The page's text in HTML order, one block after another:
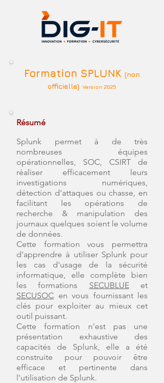
Formation SPLUNK (non
officielle) Version 2025
Résumé
Splunk permet à de très
nombreuses équipes
opérationnelles, SOC, CSIRT de
réaliser efficacement leurs
investigations numériques,
détection d'attaques ou chasse, en
facilitant les opérations de
recherche & manipulation des
journaux quelques soient le volume
de données.
Cette formation vous permettra
d'apprendre à utiliser Splunk pour
les cas d'usage de la sécurité
informatique, elle complète bien
les formations SECUBLUEet
SECUSOC en vous fournissant les
clés pour exploiter au mieux cet
outil puissant.
Cette formation n'est pas une
présentation exhaustive des
capacités de Splunk, elle a été
construite pour pouvoir être
efficace et pertinente dans
l'utilisation de Splunk.